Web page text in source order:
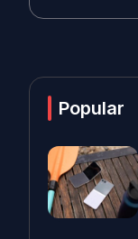
Popular